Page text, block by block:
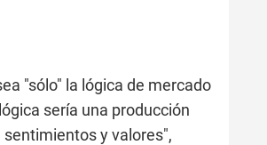
"sólo" la lógica de mercado
sería una producción
y valores",